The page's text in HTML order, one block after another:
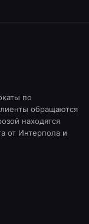
по
обращаются
находятся
от Интерпола и